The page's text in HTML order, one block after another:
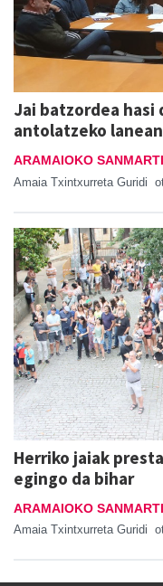
Jai batzordea hasi
antolatzeko lanean
ARAMAIOKO
Amaia Txintxurreta Guridi
Herriko jaiak
egingo da bihar
ARAMAIOKO
Amaia Txintxurreta Guridi